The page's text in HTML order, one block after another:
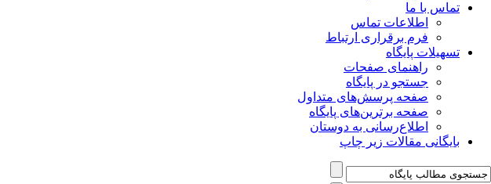
تماس با ما
اطلاعات تماس
فرم برقراری ارتباط
تسهیلات پایگاه
راهنمای صفحات
جستجو در پایگاه
صفحه پرسش‌های متداول
صفحه برترین‌های پایگاه
اطلاع‌رسانی به دوستان
بایگانی مقالات زیر چاپ